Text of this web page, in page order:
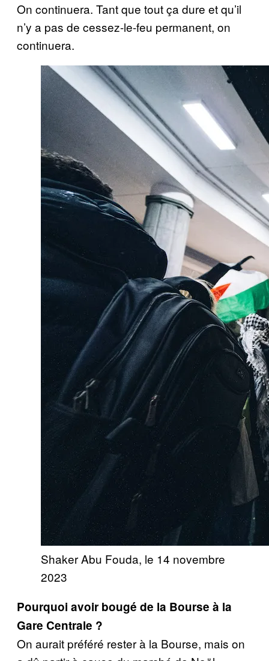
On continuera. Tant que tout ça dure et qu’il
n’y a pas de cessez-le-feu permanent, on
continuera.
Shaker Abu Fouda, le 14 novembre
2023
Pourquoi avoir bougé de la Bourse à la
Gare Centrale ?
On aurait préféré rester à la Bourse, mais on